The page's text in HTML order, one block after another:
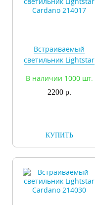
Встраиваемый
светильник Lightstar
В наличии 1000 шт.
2200 р.
КУПИТЬ